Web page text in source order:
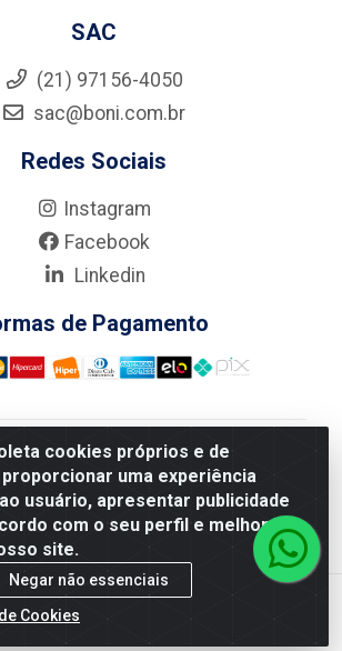
cookies próprios e de
uma experiência
usuário, apresentar publicidade
com o seu perfil e melhorar a
site.
Negar não essenciais
Cookies
SAC
(21) 97156-4050
sac@boni.com.br
Redes Sociais
Instagram
Facebook
Linkedin
de Pagamento
de Material de Construção LTDA
Tibiriçá, 330 - Vila Da Penha, Rio de
21.210-110 - CNPJ: 11.003.135/0001-
27